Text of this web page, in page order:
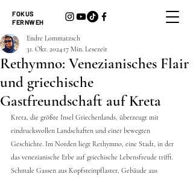
FOKUS
FERNWEH
Rethymno: Venezianisches Flair
und griechische
Gastfreundschaft auf Kreta
Endre Lommatzsch
31. Okt. 2024 17 Min. Lesezeit
Kreta, die größte Insel Griechenlands, überzeugt mit
eindrucksvollen Landschaften und einer bewegten
Geschichte. Im Norden liegt Rethymno, eine Stadt, in der
das venezianische Erbe auf griechische Lebensfreude trifft.
Schmale Gassen aus Kopfsteinpflaster, Gebäude aus